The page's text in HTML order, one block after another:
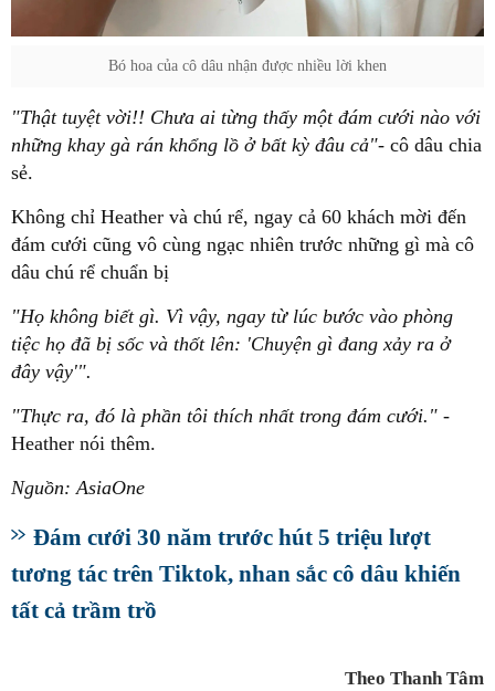
Bó hoa của cô dâu nhận được nhiều lời khen
"Thật tuyệt vời!! Chưa ai từng thấy một đám cưới nào với
những khay gà rán khổng lồ ở bất kỳ đâu cả"- cô dâu chia
sẻ.
Không chỉ Heather và chú rể, ngay cả 60 khách mời đến
đám cưới cũng vô cùng ngạc nhiên trước những gì mà cô
dâu chú rể chuẩn bị
"Họ không biết gì. Vì vậy, ngay từ lúc bước vào phòng
tiệc họ đã bị sốc và thốt lên: 'Chuyện gì đang xảy ra ở
đây vậy'".
"Thực ra, đó là phần tôi thích nhất trong đám cưới." -
Heather nói thêm.
Nguồn: AsiaOne
Đám cưới 30 năm trước hút 5 triệu lượt
tương tác trên Tiktok, nhan sắc cô dâu khiến
tất cả trầm trồ
Theo Thanh Tâm